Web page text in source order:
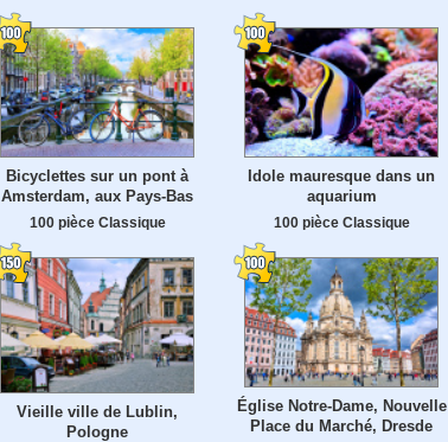
Bicyclettes sur un pont à
Amsterdam, aux Pays-Bas
100 pièce Classique
Idole mauresque dans un
aquarium
100 pièce Classique
Vieille ville de Lublin,
Pologne
Église Notre-Dame, Nouvelle
Place du Marché, Dresde